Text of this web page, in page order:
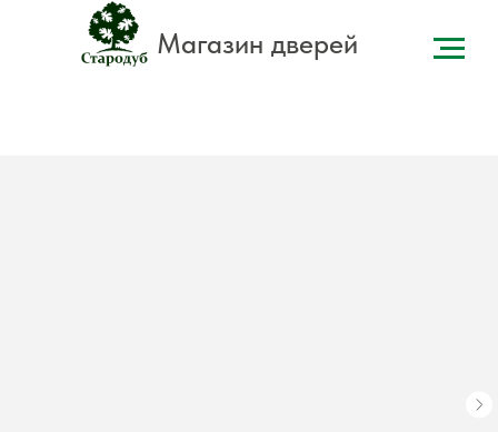
Магазин дверей